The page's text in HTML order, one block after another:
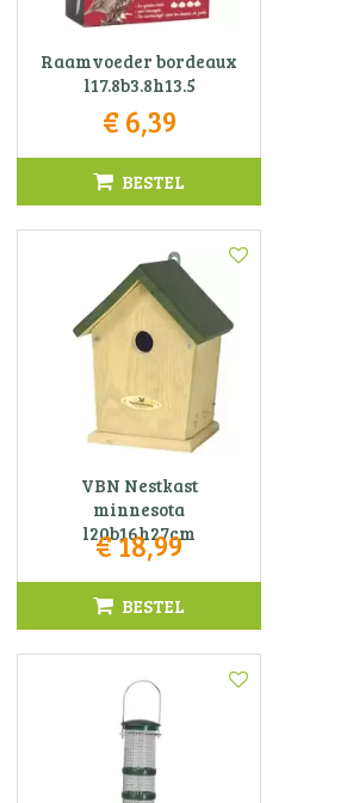
Raamvoeder bordeaux
l17.8b3.8h13.5
€ 6,39
BESTEL
VBN Nestkast
minnesota
l20b16h27cm
€18,99
BESTEL